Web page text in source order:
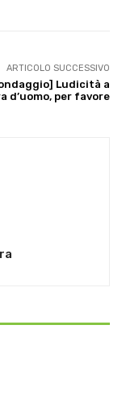
ARTICOLO SUCCESSIVO
Ludicità a
d’uomo, per favore